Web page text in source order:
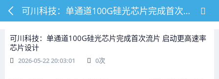
可川科技：单通道100G硅光芯片完成首次流片 启动更高速率芯片设计
可川科技：单通道100G硅光芯片完成首次流片 启动更高速率
芯片设计
2026-05-22 20:03:01 0次